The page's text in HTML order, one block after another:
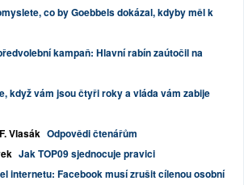
co by Goebbels dokázal, kdyby měl k
kampaň: Hlavní rabín zaútočil na
když vám jsou čtyři roky a vláda vám zabije
Vlasák Odpovědi čtenářům
Jak TOP09 sjednocuje pravici
internetu: Facebook musí zrušit cílenou osobní